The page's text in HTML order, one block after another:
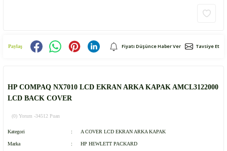
Paylaş Fiyatı Düşünce Haber Ver Tavsiye Et
HP COMPAQ NX7010 LCD EKRAN ARKA KAPAK AMCL3122000
LCD BACK COVER
(0) Yorum -34512 Puan
Kategori A COVER LCD EKRAN ARKA KAPAK
Marka HP HEWLETT PACKARD